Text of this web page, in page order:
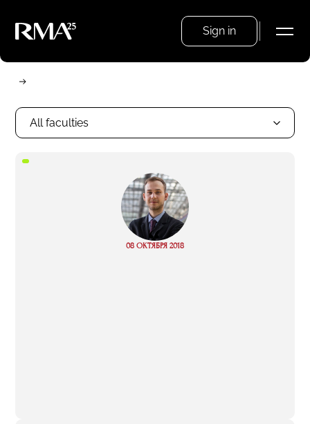
Sign in
All faculties
“
08 ОКТЯБРЯ 2018
Read